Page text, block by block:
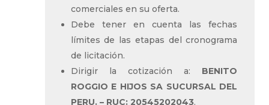
comerciales en su oferta.
Debe tener en cuenta las fechas
límites de las etapas del cronograma
de licitación.
Dirigir la cotización a: BENITO
ROGGIO E HIJOS SA SUCURSAL DEL
PERU. – RUC: 20545202043.